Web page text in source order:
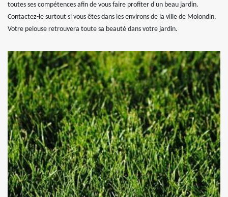
toutes ses compétences afin de vous faire profiter d'un beau jardin.
Contactez-le surtout si vous êtes dans les environs de la ville de Molondin.
Votre pelouse retrouvera toute sa beauté dans votre jardin.